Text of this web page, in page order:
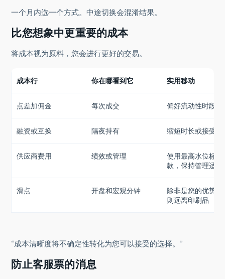
一个月内选一个方式。中途切换会混淆结果。
比您想象中更重要的成本
将成本视为原料，您会进行更好的交易。
成本行 你在哪看到它 实用移动
点差加佣金 每次成交 偏好流动性时段
融资或互换 隔夜持有 缩短时长或接受持
供应商费用 绩效或管理
使用最高水位标记
款，保持管理适度
滑点 开盘和宏观分钟
除非是您的优势，
则远离印刷品
“成本清晰度将不确定性转化为您可以接受的选择。”
防止客服票的消息